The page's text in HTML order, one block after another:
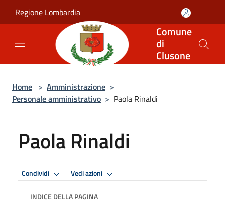
Regione Lombardia
Comune
di
Clusone
Home > Amministrazione >
Personale amministrativo > Paola Rinaldi
Paola Rinaldi
Condividi Vedi azioni
INDICE DELLA PAGINA